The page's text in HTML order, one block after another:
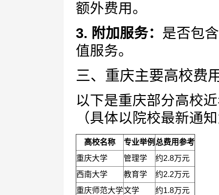
额外费用。
3. 附加服务： 是否包
值服务。
三、重庆主要高校费
以下是重庆部分高校
（具体以院校最新通
高校名称 专业举例 总费用参考
重庆大学
管理学
约2.8万元
西南大学
教育学
约2.2万元
重庆师范大学文学 约1.8万元